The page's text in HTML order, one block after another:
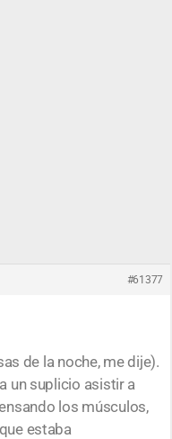
#61377
de la noche, me dije).
un suplicio asistir a
los músculos,
estaba